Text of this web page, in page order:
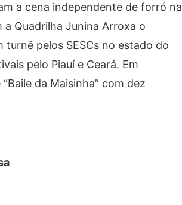
a cena independente de forró na
Quadrilha Junina Arroxa o
pelos SESCs no estado do
pelo Piauí e Ceará. Em
da Maisinha” com dez